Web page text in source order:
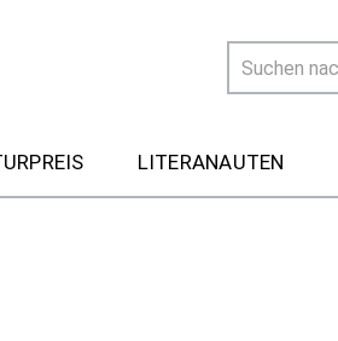
LITERANAUTEN